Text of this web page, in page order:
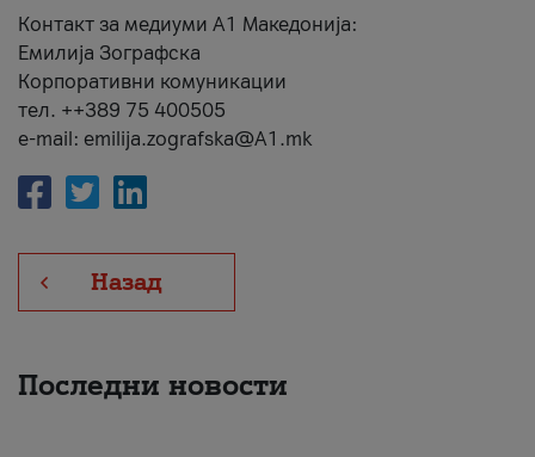
Контакт за медиуми А1 Македонија:
Емилија Зографска
Корпоративни комуникации
тел. ++389 75 400505
e-mail: emilija.zografska@A1.mk
Назад
Последни новости